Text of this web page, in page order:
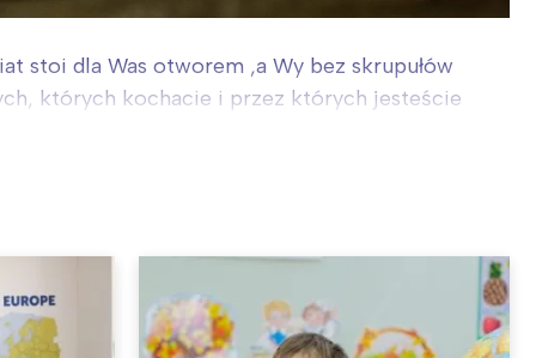
stoi dla Was otworem ,a Wy bez skrupułów
których kochacie i przez których jesteście